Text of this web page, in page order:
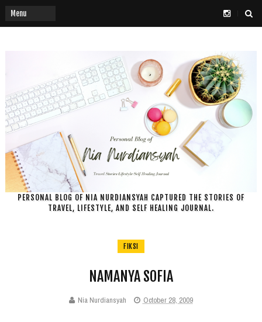
PERSONAL BLOG OF NIA NURDIANSYAH CAPTURED THE STORIES OF
TRAVEL, LIFESTYLE, AND SELF HEALING JOURNAL.
FIKSI
NAMANYA SOFIA
Nia Nurdiansyah October 28, 2009